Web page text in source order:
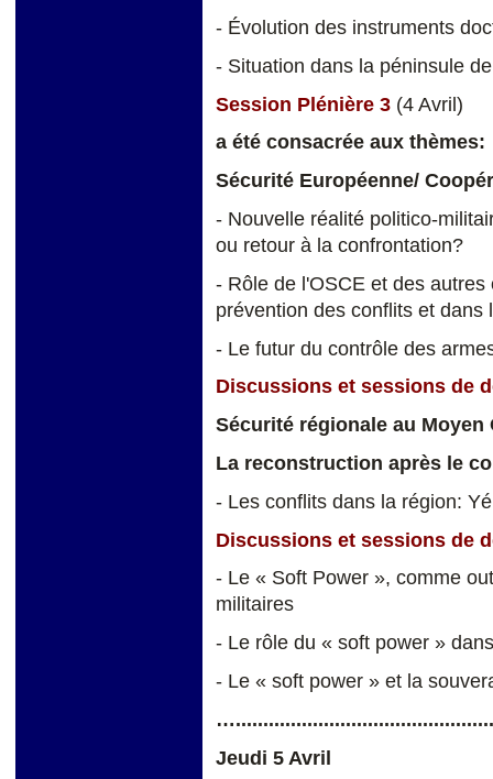
- Évolution des instruments
- Situation dans la péninsule
Session Plénière 3 (4 Avril)
a été consacrée aux thèmes:
Sécurité Européenne/
- Nouvelle réalité politico-
ou retour à la confrontation?
- Rôle de l'OSCE et des
prévention des conflits et
- Le futur du contrôle des
Discussions et sessions de
Sécurité régionale au
La reconstruction après le
- Les conflits dans la région:
Discussions et sessions de
- Le « Soft Power », comme
militaires
- Le rôle du « soft power »
- Le « soft power » et la
Jeudi 5 Avril